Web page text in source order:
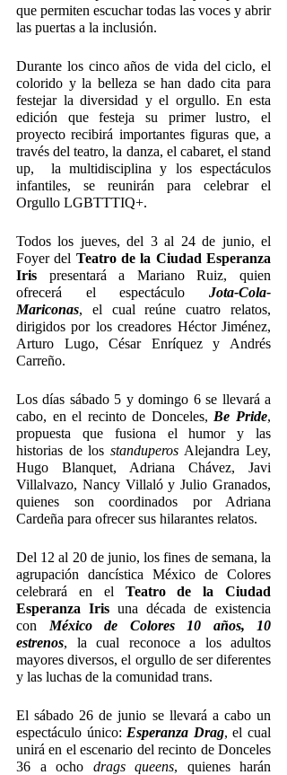
que permiten escuchar todas las voces y abrir
las puertas a la inclusión.
Durante los cinco años de vida del ciclo, el
colorido y la belleza se han dado cita para
festejar la diversidad y el orgullo. En esta
edición que festeja su primer lustro, el
proyecto recibirá importantes figuras que, a
través del teatro, la danza, el cabaret, el stand
up,  la multidisciplina y los espectáculos
infantiles, se reunirán para celebrar el
Orgullo LGBTTTIQ+.
Todos los jueves, del 3 al 24 de junio, el
Foyer del Teatro de la Ciudad Esperanza
Iris presentará a Mariano Ruiz, quien
ofrecerá el espectáculo Jota-Cola-
Mariconas, el cual reúne cuatro relatos,
dirigidos por los creadores Héctor Jiménez,
Arturo Lugo, César Enríquez y Andrés
Carreño.
Los días sábado 5 y domingo 6 se llevará a
cabo, en el recinto de Donceles, Be Pride,
propuesta que fusiona el humor y las
historias de los standuperos Alejandra Ley,
Hugo Blanquet, Adriana Chávez, Javi
Villalvazo, Nancy Villaló y Julio Granados,
quienes son coordinados por Adriana
Cardeña para ofrecer sus hilarantes relatos.
Del 12 al 20 de junio, los fines de semana, la
agrupación dancística México de Colores
celebrará en el Teatro de la Ciudad
Esperanza Iris una década de existencia
con México de Colores 10 años, 10
estrenos, la cual reconoce a los adultos
mayores diversos, el orgullo de ser diferentes
y las luchas de la comunidad trans.
El sábado 26 de junio se llevará a cabo un
espectáculo único: Esperanza Drag, el cual
unirá en el escenario del recinto de Donceles
36 a ocho drags queens, quienes harán